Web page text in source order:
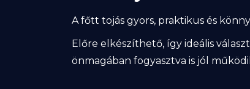
A főtt tojás gyors, praktikus és
Előre elkészíthető, így ideális
önmagában fogyasztva is jól